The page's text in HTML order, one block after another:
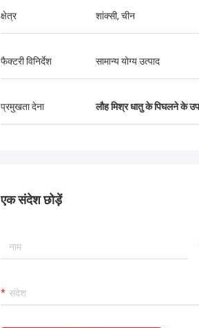
क्षेत्र शांक्सी, चीन
फैक्टरी विनिर्देश सामान्य योग्य उत्पाद
प्रमुखता देना लौह मिश्र धातु के पिघलने के
एक संदेश छोड़ें